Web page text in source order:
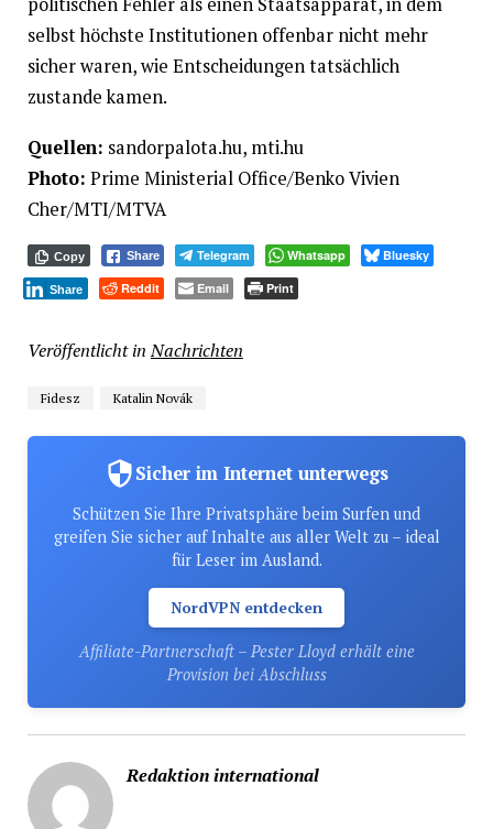
selbst höchste Institutionen offenbar nicht mehr
sicher waren, wie Entscheidungen tatsächlich
zustande kamen.
Quellen: sandorpalota.hu, mti.hu
Photo: Prime Ministerial Office/Benko Vivien
Cher/MTI/MTVA
Copy Share Telegram Whatsapp Bluesky
Share Reddit Email Print
Veröffentlicht in Nachrichten
Fidesz Katalin Novák
Sicher im Internet unterwegs
Schützen Sie Ihre Privatsphäre beim Surfen und
greifen Sie sicher auf Inhalte aus aller Welt zu – ideal
für Leser im Ausland.
NordVPN entdecken
Affiliate-Partnerschaft – Pester Lloyd erhält eine
Provision bei Abschluss
Redaktion international